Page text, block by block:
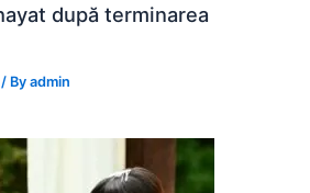
după terminarea
/ Byadmin